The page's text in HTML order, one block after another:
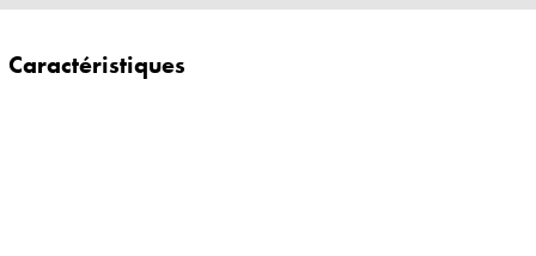
Caractéristiques